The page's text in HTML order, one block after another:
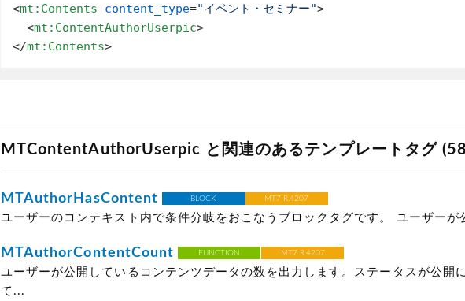
<mt:Contents content_type="イベント・セミナー">
<mt:ContentAuthorUserpic>
</mt:Contents>
MTContentAuthorUserpic と関連のあるテンプレートタグ
MTAuthorHasContent BLOCK MT7 R.4207
ユーザーのコンテキスト内で条件分岐をおこなうブロックタグです。 ユーザーが
MTAuthorContentCount FUNCTION MT7 R.4207
ユーザーが公開しているコンテンツデータの数を出力します。ステータスが公開
て...